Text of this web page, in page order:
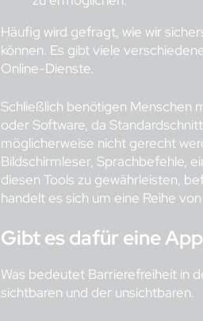
Häufig wird gefragt, wie wir
können. Es gibt viele
Online-Dienste.
Schließlich benötigen Menschen
oder Software, da
möglicherweise nicht gerecht
Bildschirmleser, Sprachbefehle,
diesen Tools zu gewährleisten,
handelt es sich um eine Reihe
Gibt es dafür eine
Was bedeutet Barrierefreiheit in
sichtbaren und der unsichtbaren.